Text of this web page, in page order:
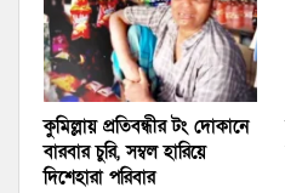
কুমিল্লায় প্রতিবন্ধীর টং দোকানে
বারবার চুরি, সম্বল হারিয়ে
দিশেহারা পরিবার